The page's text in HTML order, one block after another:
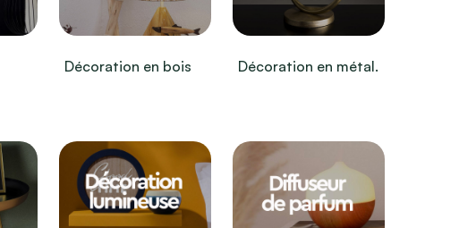
Décoration en bois Décoration en métal.